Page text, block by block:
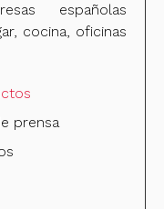
españolas
cocina, oficinas
prensa